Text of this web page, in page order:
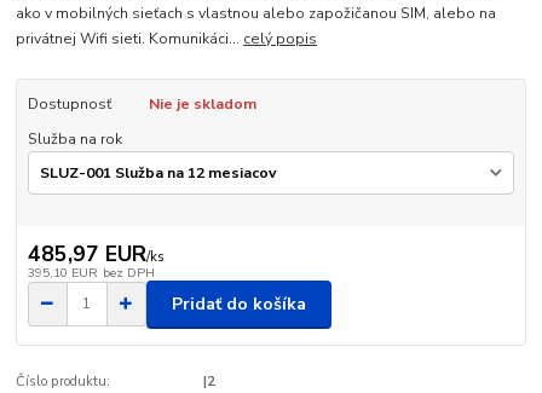
ako v mobilných sieťach s vlastnou alebo zapožičanou SIM, alebo na
privátnej Wifi sieti. Komunikáci... celý popis
Dostupnosť
Nie je skladom
Služba na rok
485,97 EUR/ks
395,10 EUR bez DPH
Pridať do košíka
Číslo produktu: |2